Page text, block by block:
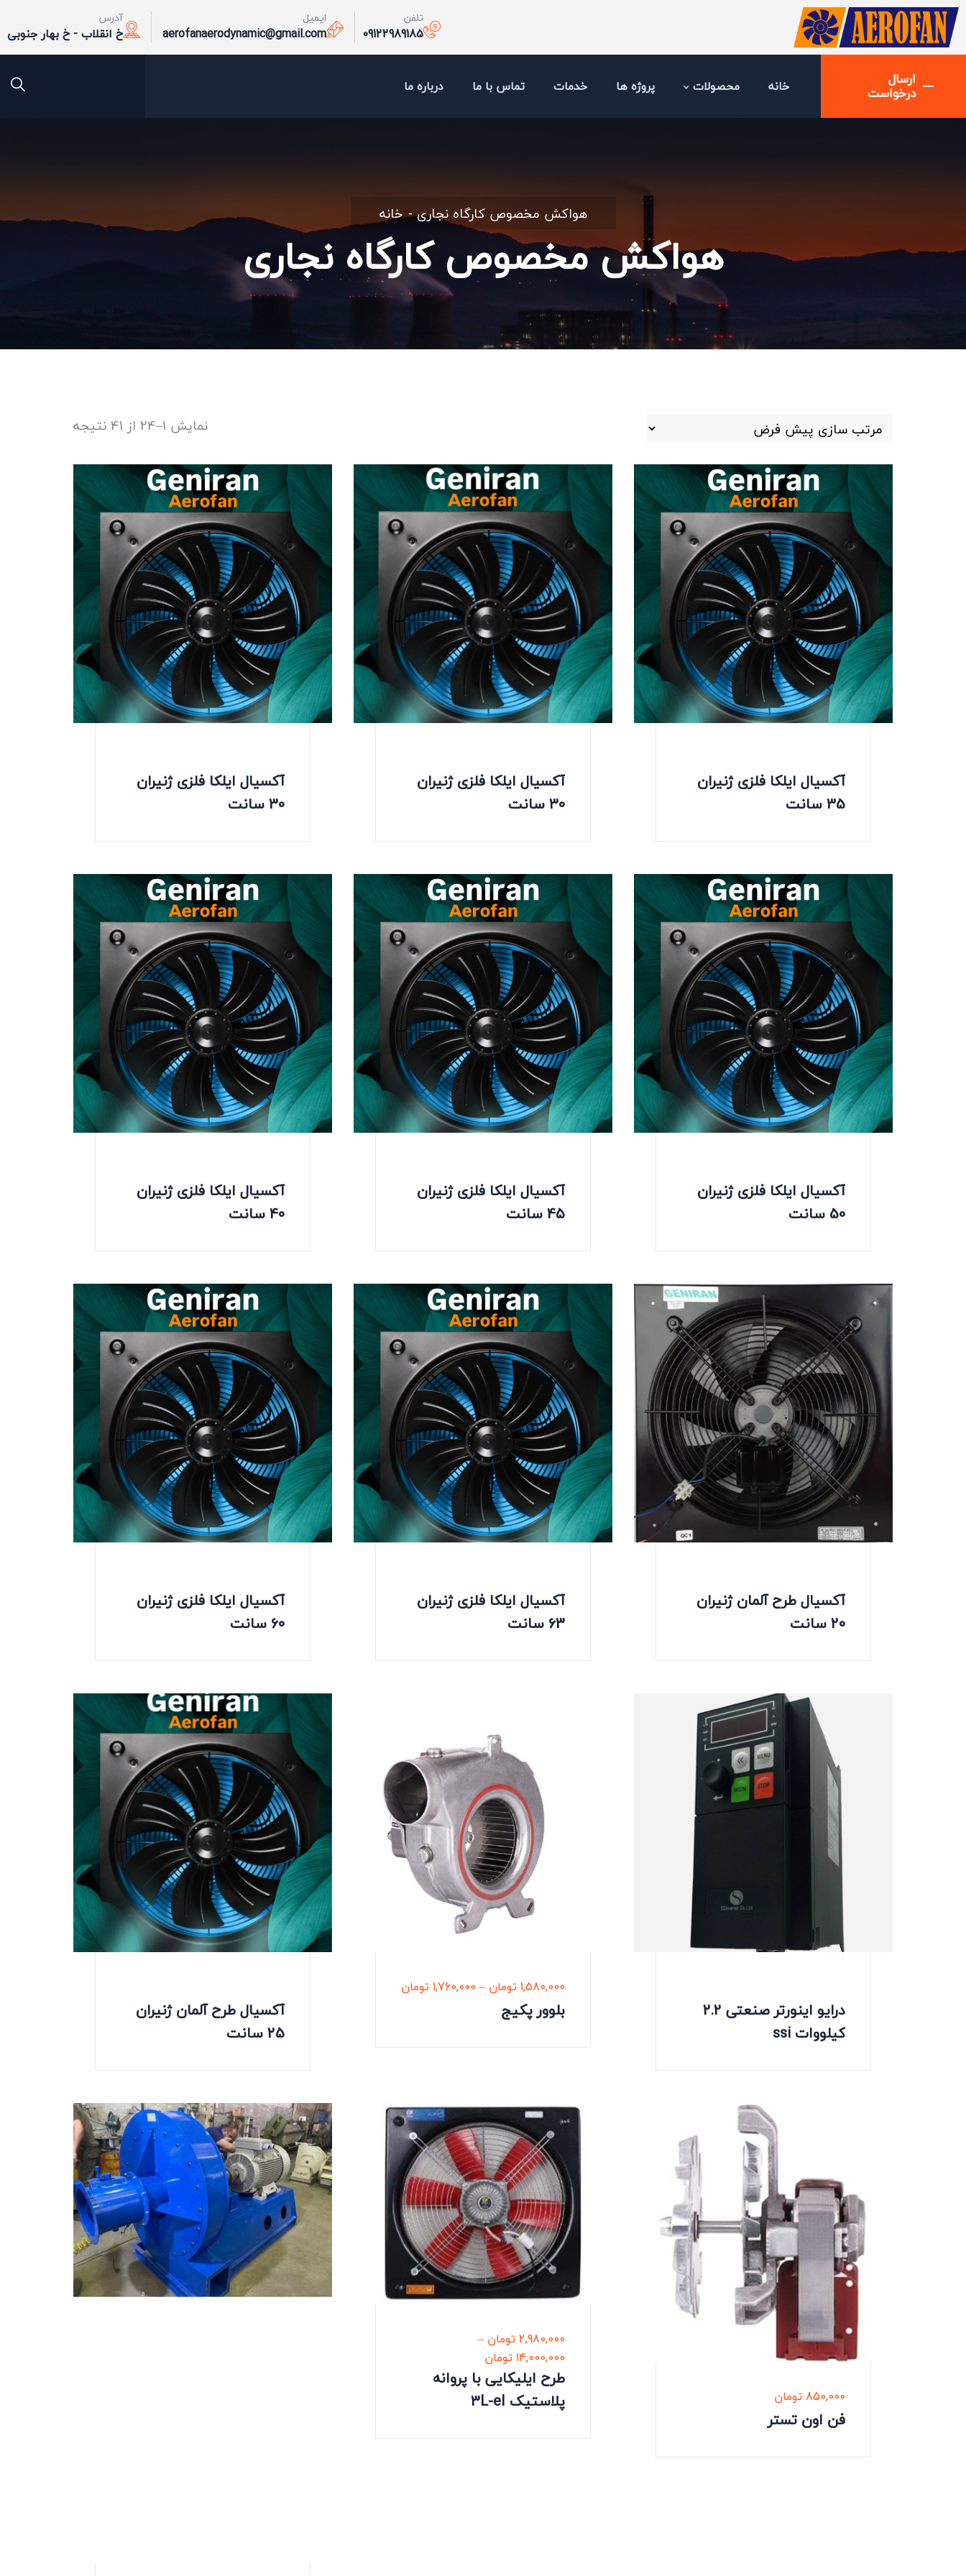
تلفن
09122989185
ایمیل
aerofanaerodynamic@gmail.com
آدرس
خ انقلاب - خ بهار جنوبی
ارسال
درخواست خانه محصولات پروژه ها خدمات تماس با ما درباره ما
خانه هواکش مخصوص کارگاه نجاری
هواکش مخصوص کارگاه نجاری
نمایش 1–24 از 41 نتیجه
آکسیال ایلکا فلزی ژنیران
30 سانت
آکسیال ایلکا فلزی ژنیران
30 سانت
آکسیال ایلکا فلزی ژنیران
35 سانت
آکسیال ایلکا فلزی ژنیران
40 سانت
آکسیال ایلکا فلزی ژنیران
45 سانت
آکسیال ایلکا فلزی ژنیران
50 سانت
آکسیال ایلکا فلزی ژنیران
60 سانت
آکسیال ایلکا فلزی ژنیران
63 سانت
آکسیال طرح آلمان ژنیران
20 سانت
آکسیال طرح آلمان ژنیران
25 سانت
1,580,000تومان –
1,760,000تومان
بلوور پکیج
درایو اینورتر صنعتی 2.2
کیلووات ssi
2,980,000تومان –
14,000,000تومان
طرح ایلیکایی با پروانه
پلاستیک 3L-eI
850,000تومان
فن اون تستر